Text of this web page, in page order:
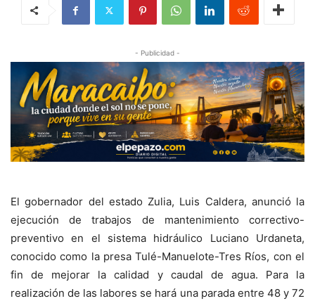
- Publicidad -
El gobernador del estado Zulia, Luis Caldera, anunció la
ejecución de trabajos de mantenimiento correctivo-
preventivo en el sistema hidráulico Luciano Urdaneta,
conocido como la presa Tulé-Manuelote-Tres Ríos, con el
fin de mejorar la calidad y caudal de agua. Para la
realización de las labores se hará una parada entre 48 y 72